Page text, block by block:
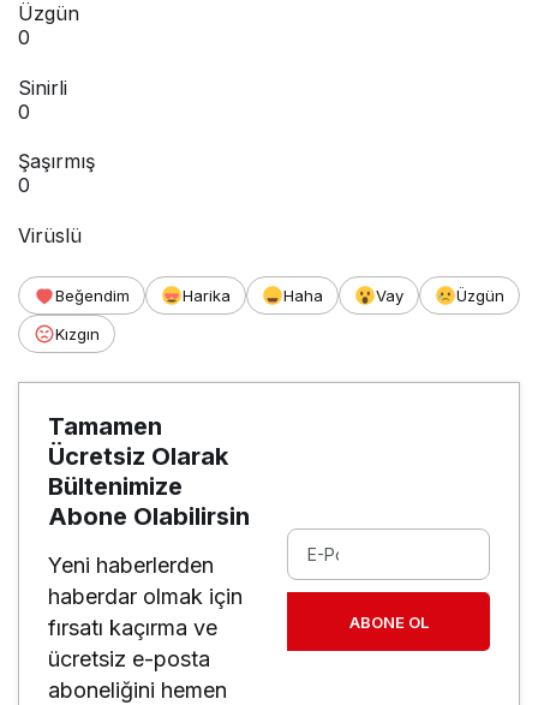
Üzgün
0
Sinirli
0
Şaşırmış
0
Virüslü
Beğendim Harika Haha Vay
Üzgün
Kızgın
Tamamen
Ücretsiz Olarak
Bültenimize
Abone Olabilirsin
Yeni haberlerden
haberdar olmak için
fırsatı kaçırma ve
ücretsiz e-posta
aboneliğini hemen
ABONE OL